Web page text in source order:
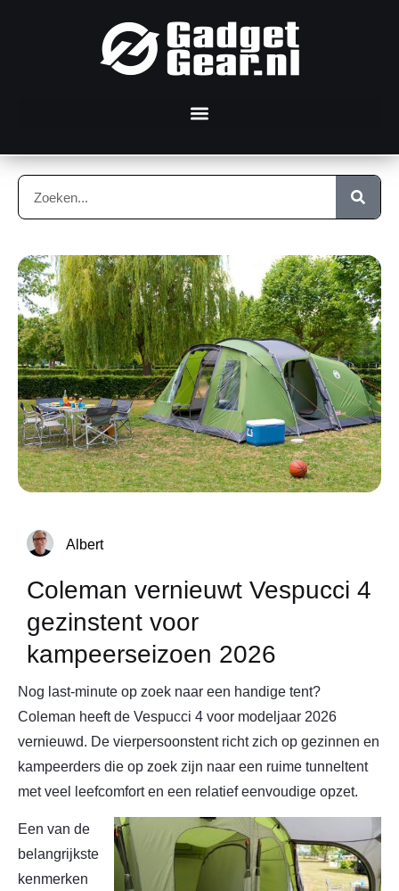
Albert
Coleman vernieuwt Vespucci 4
gezinstent voor
kampeerseizoen 2026
Nog last-minute op zoek naar een handige tent?
Coleman heeft de Vespucci 4 voor modeljaar 2026
vernieuwd. De vierpersoonstent richt zich op gezinnen en
kampeerders die op zoek zijn naar een ruime tunneltent
met veel leefcomfort en een relatief eenvoudige opzet.
Een van de
belangrijkste
kenmerken